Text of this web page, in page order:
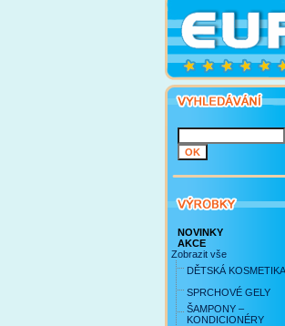
NOVINKY
AKCE
Zobrazit vše
DĚTSKÁ KOSMETIKA
SPRCHOVÉ GELY
ŠAMPONY –
KONDICIONÉRY